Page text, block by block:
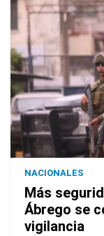
NACIONALES
Más
Ábrego se
vigilancia